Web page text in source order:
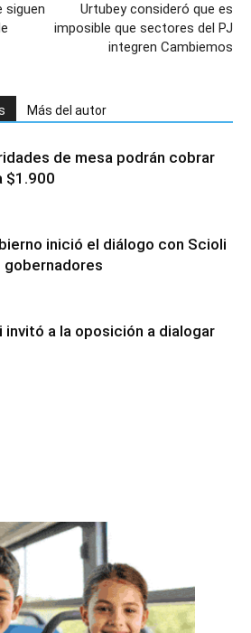
siguen
Urtubey consideró que es
imposible que sectores del PJ
integren Cambiemos
Más del autor
de mesa podrán cobrar
$1.900
inició el diálogo con Scioli
gobernadores
invitó a la oposición a dialogar